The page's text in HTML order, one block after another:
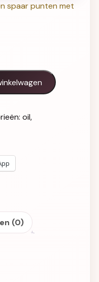
spaar punten met
oil,
(0)